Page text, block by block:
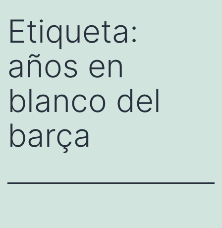
Etiqueta:
años en
blanco del
barça